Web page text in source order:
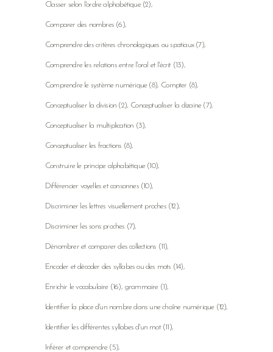
Classer selon l'ordre alphabétique(2)
Comparer des nombres (6)
Comprendre des critères chronologiques ou spatiaux(7)
Comprendre les relations entre l'oral et l'écrit(13)
Comprendre le système numérique(8) Compter (8)
Conceptualiser la division (2) Conceptualiser la dizaine(7)
Conceptualiser la multiplication (3)
Conceptualiser les fractions (8)
Construire le principe alphabétique(10)
Différencier voyelles et consonnes(10)
Discriminer les lettres visuellement proches(12)
Discriminer les sons proches (7)
Dénombrer et comparer des collections (11)
Encoder et décoder des syllabes ou des mots (14)
Enrichir le vocabulaire(16) grammaire(1)
Identifier la place d'un nombre dans une chaîne numérique(12)
Identifier les différentes syllabes d'un mot(11)
Inférer et comprendre(5)